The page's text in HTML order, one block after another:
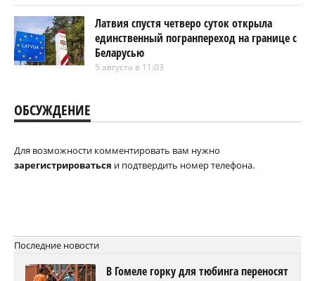
Латвия спустя четверо суток открыла
единственный погранпереход на границе с
Беларусью
5 августа в 11:03
ОБСУЖДЕНИЕ
Для возможности комментировать вам нужно
зарегистрироваться и подтвердить номер телефона.
Последние новости
В Гомеле горку для тюбинга переносят